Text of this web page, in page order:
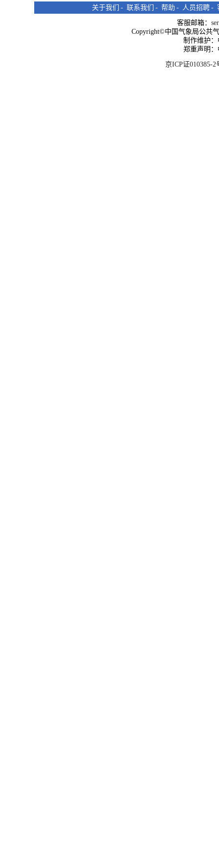
关于我们 - 联系我们 - 帮助 - 人员招聘 -
客服邮箱：
Copyright©中国气象局公共
制作维护
郑重声明
京ICP证010385-2